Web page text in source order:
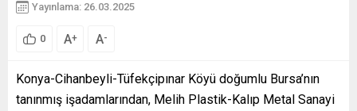
Yayınlama: 26.03.2025
0 A+ A-
Konya-Cihanbeyli-Tüfekçipınar Köyü doğumlu Bursa’nın
tanınmış işadamlarından, Melih Plastik-Kalıp Metal Sanayi